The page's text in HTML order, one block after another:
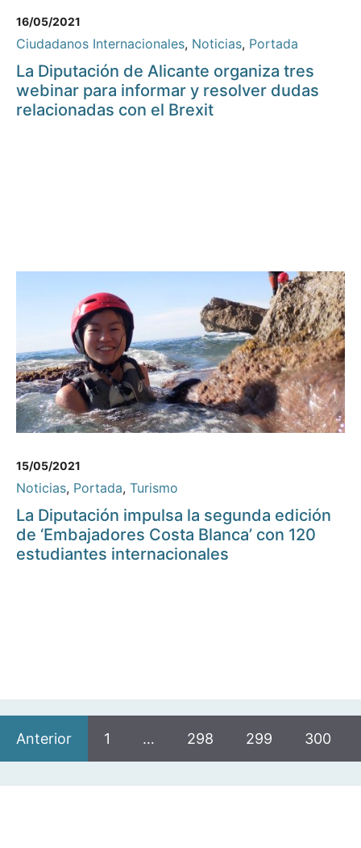
16/05/2021
Ciudadanos Internacionales, Noticias, Portada
La Diputación de Alicante organiza tres
webinar para informar y resolver dudas
relacionadas con el Brexit
15/05/2021
Noticias, Portada, Turismo
La Diputación impulsa la segunda edición
de ‘Embajadores Costa Blanca’ con 120
estudiantes internacionales
Anterior 1 … 298 299 300